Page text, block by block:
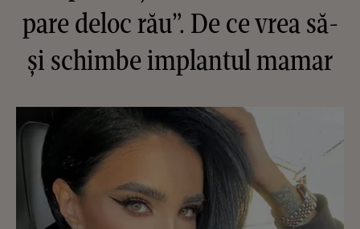
pare deloc rău”. De ce vrea să-
și schimbe implantul mamar